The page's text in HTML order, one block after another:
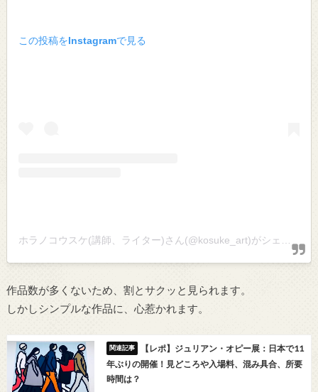
この投稿をInstagramで見る
ホラノコウスケ(講師、ライター)さん(@kosuke_art)がシェアした投稿
作品数が多くないため、割とサクッと見られます。
しかしシンプルな作品に、心惹かれます。
【レポ】ジュリアン・オピー展：日本で11
年ぶりの開催！見どころや入場料、混み具合、所要
時間は？